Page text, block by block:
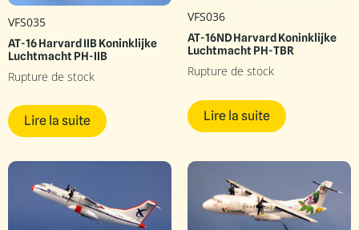
VFS035
AT-16 Harvard IIB Koninklijke
Luchtmacht PH-IIB
Rupture de stock
Lire la suite
VFS036
AT-16ND Harvard Koninklijke
Luchtmacht PH-TBR
Rupture de stock
Lire la suite